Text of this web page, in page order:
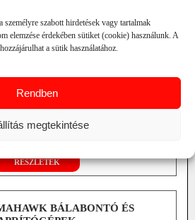
személyre szabott hirdetések vagy tartalmak
elemzése érdekében sütiket (cookie) használunk. A
a sütik használatához.
Rendben
megtekintése
RÉSZLETEK
BÁLABONTÓ ÉS